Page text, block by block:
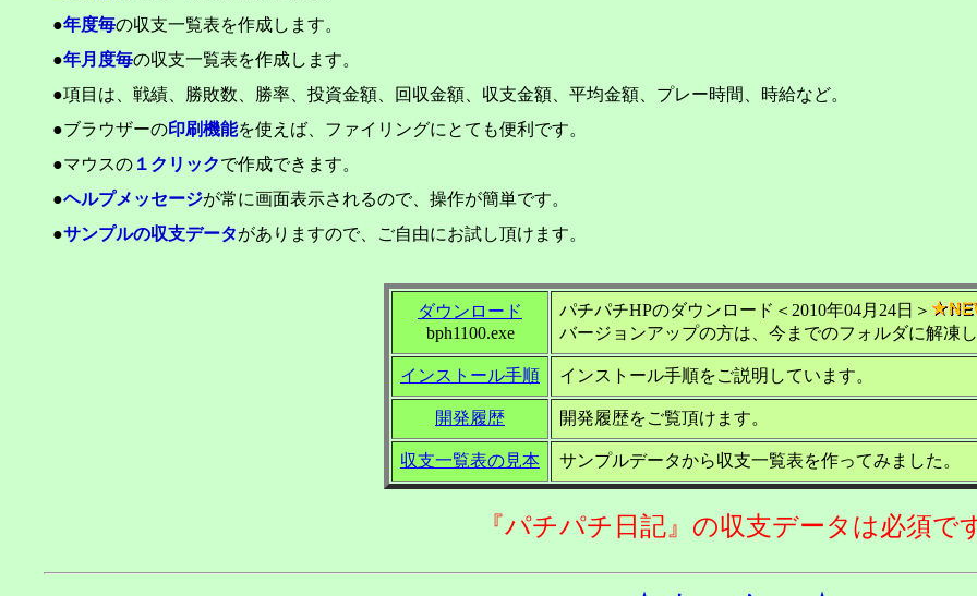
●年度毎の収支一覧表を作成します。
●年月度毎の収支一覧表を作成します。
●項目は、戦績、勝敗数、勝率、投資金額、回収金額、収支金額、平均金額、プレー時間、時給など。
●ブラウザーの印刷機能を使えば、ファイリングにとても便利です。
●マウスの １クリックで作成できます。
●ヘルプメッセージが常に画面表示されるので、操作が簡単です。
●サンプルの収支データがありますので、ご自由にお試し頂けます。
ダウンロード
bph1100.exe
パチパチHPのダウンロード＜2010年04月24日＞
バージョンアップの方は、今までのフォルダに解凍し
インストール手順 インストール手順をご説明しています。
開発履歴 開発履歴をご覧頂けます。
収支一覧表の見本 サンプルデータから収支一覧表を作ってみました。
『パチパチ日記』の収支データは必須で